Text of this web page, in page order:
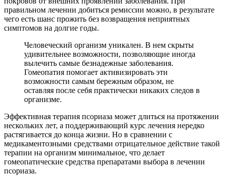
правильном лечении добиться ремиссии можно, в результате
чего есть шанс прожить без возвращения неприятных
симптомов на долгие годы.
Человеческий организм уникален. В нем скрыты
удивительнее возможности, позволяющие иногда
вылечить самые безнадежные заболевания.
Гомеопатия помогает активизировать эти
возможности самым бережным образом, не
оставляя после себя практически никаких следов в
организме.
Эффективная терапия псориаза может длиться на протяжении
нескольких лет, а поддерживающий курс лечения нередко
растягивается до конца жизни. Но в сравнении с
медикаментозными средствами отрицательное действие такой
терапии на организм минимальное, что делает
гомеопатические средства препаратами выбора в лечении
псориаза.